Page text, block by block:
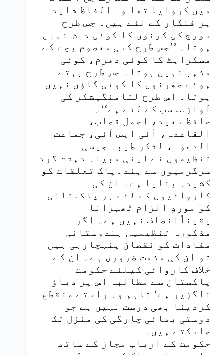
میں کروایا تھا وہ الفاظ شاید
ہر فنکار کے لئے ہیں۔ جس طرح
سورج کی کرنوں کا کوئی دیش نہیں
ہوتا۔ ’’جس طرح کسی معصوم بچے کے
مسکراہٹ کا کوئی دھرم، کوئی
مذہب نہیں ہوتا۔ جس طرح بہتے
ہوئے جھرنوں کا کوئی گاؤں نہیں
ہوتا۔ اس طرح لتامنگیشکر کی
آواز… سب کے لئے ہے‘‘۔
حافظ سعید، اجمل قصاب،
القاعدہ، آئی ایس آئی، جماعت
الدعوہ، لشکر طیبہ جیسی
تنظیموں نے اپنی مبینہ دہشت گرد
سرگرمیوں سے ہند۔پاک تعلقات کو
کشیدہ بنایا ہے۔ ان کی
کاروائیوں کے لئے ہر پاکستانی
کو موردِ الزام ٹھہرانا
یقیناًانصاف نہیں ہے۔ اگر
مذکورہ تنظیمیں ہندوستانی
مفادات کو نقصان پنہچارہی ہیں
تو ان کی مذمت ضروری ہے۔ ان کے
خلاف کاروائی کیلئے حکومت
پاکستان سے مطالبہ اس پر دباؤ
ناگزیر ہے‘ تاہم وہ راستے منقطع
کردینا بھی درست نہیں ہے جو
دوستی بھائی چارگی کی منزل تک
جاسکتے ہیں۔
حکومت کے ارباب مجاز کے ساتھ